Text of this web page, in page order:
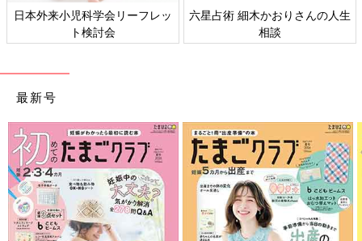
る』でした。
ほぺちゃん的には、「ママ寝るんでしょ？ なんで眼鏡してる
の人生
すべての赤ちゃんや家族にとっ
て、よりよい社会・環境となる
ことをめざしてさまざまな課題
赤ちゃんの肌トラブル
最新号